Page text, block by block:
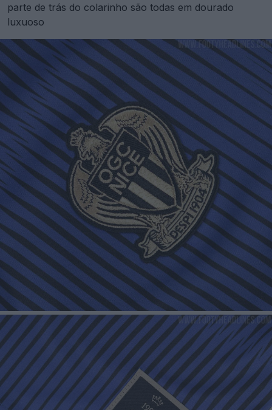
parte de trás do colarinho são todas em dourado
luxuoso